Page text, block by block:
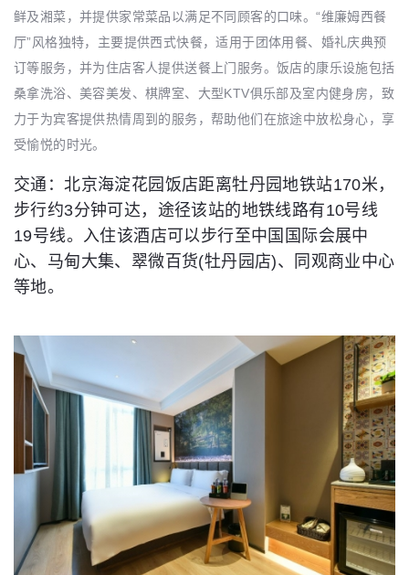
鲜及湘菜，并提供家常菜品以满足不同顾客的口味。“维廉姆西餐
厅”风格独特，主要提供西式快餐，适用于团体用餐、婚礼庆典预
订等服务，并为住店客人提供送餐上门服务。饭店的康乐设施包括
桑拿洗浴、美容美发、棋牌室、大型KTV俱乐部及室内健身房，致
力于为宾客提供热情周到的服务，帮助他们在旅途中放松身心，享
受愉悦的时光。
交通：北京海淀花园饭店距离牡丹园地铁站170米，
步行约3分钟可达，途径该站的地铁线路有10号线
19号线。入住该酒店可以步行至中国国际会展中
心、马甸大集、翠微百货(牡丹园店)、同观商业中心
等地。